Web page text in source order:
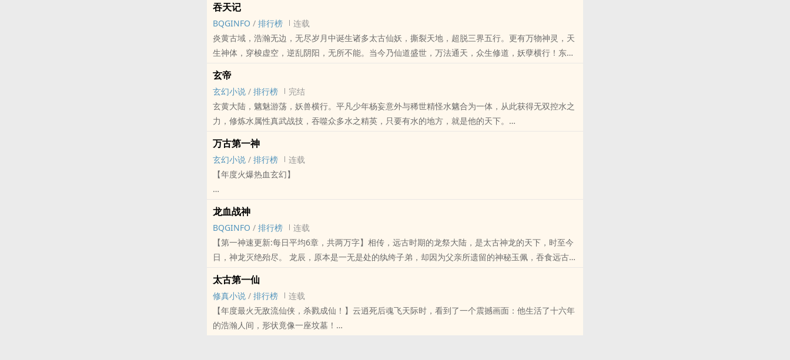
吞天记
BQGINFO / 排行榜
连载
炎黄古域，浩瀚无边，无尽岁月中诞生诸多太古仙妖，撕裂天地，超脱三界五行。更有万物神灵，天
生神体，穿梭虚空，逆乱阴阳，无所不能。当今乃仙道盛世，万法通天，众生修道，妖孽横行！东吴
太子吴煜，于绝境中得东方绝世战仙之衣钵，自此横空出世，逆天崛起。亿万世人心中，他是普渡众
生的帝仙！漫天仙佛眼中，他是吞噬天地的妖魔！
本站提示：各位书友要是觉得《吞天记》还不错的话请不要忘记向您QQ群和微博里的朋友推荐哦！
玄帝
玄幻小说 / 排行榜
完结
玄黄大陆，魑魅游荡，妖兽横行。平凡少年杨妄意外与稀世精怪水魑合为一体，从此获得无双控水之
力，修炼水属性真武战技，吞噬众多水之精英，只要有水的地方，就是他的天下。
一路征战，终成水中天帝！
万古第一神
玄幻小说 / 排行榜
连载
【年度火爆热血玄幻】
他家的宠物，竟然都是传说中的太古混沌巨兽。
他的家鸡，是以太阳为食的‘永恒炼狱凤凰’。
他的黑猫，是以雷霆炼化万界的‘太初混沌雷魔’。
连他家的小强，都是拥有万亿不死分身的‘万界永生兽’……
龙血战神
BQGINFO / 排行榜
连载
【第一神速更新:每日平均6章，共两万字】相传，远古时期的龙祭大陆，是太古神龙的天下，时至今
日，神龙灭绝殆尽。 龙辰，原本是一无是处的纨绔子弟，却因为父亲所遗留的神秘玉佩，吞食远古神
回万劫，任你修为通天彻地，实力霸绝寰宇，我自有远古十大祖龙精血，吞食宙天地，掌控无尽生
灵，龙之传人，万古长存！ 新建高级群：274341965【太古龙族】【进群规则】须有17K帐号，收藏
本书，积极送花。隆重推荐【少年剑皇】 等级：龙脉境、神丹境、天河境、通天境，地武境、天武
境、神武境，涅槃劫境、轮回劫境，神境，祖境。。
太古第一仙
修真小说 / 排行榜
连载
【年度最火无敌流仙侠，杀戮成仙！】云逍死后魂飞天际时，看到了一个震撼画面：他生活了十六年
的浩瀚人间，形状竟像一座坟墓！